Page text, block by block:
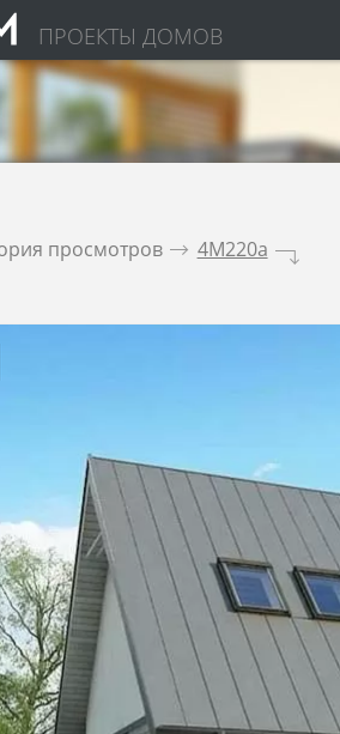
ПРОЕКТЫ ДОМОВ
просмотров . 4M220a .